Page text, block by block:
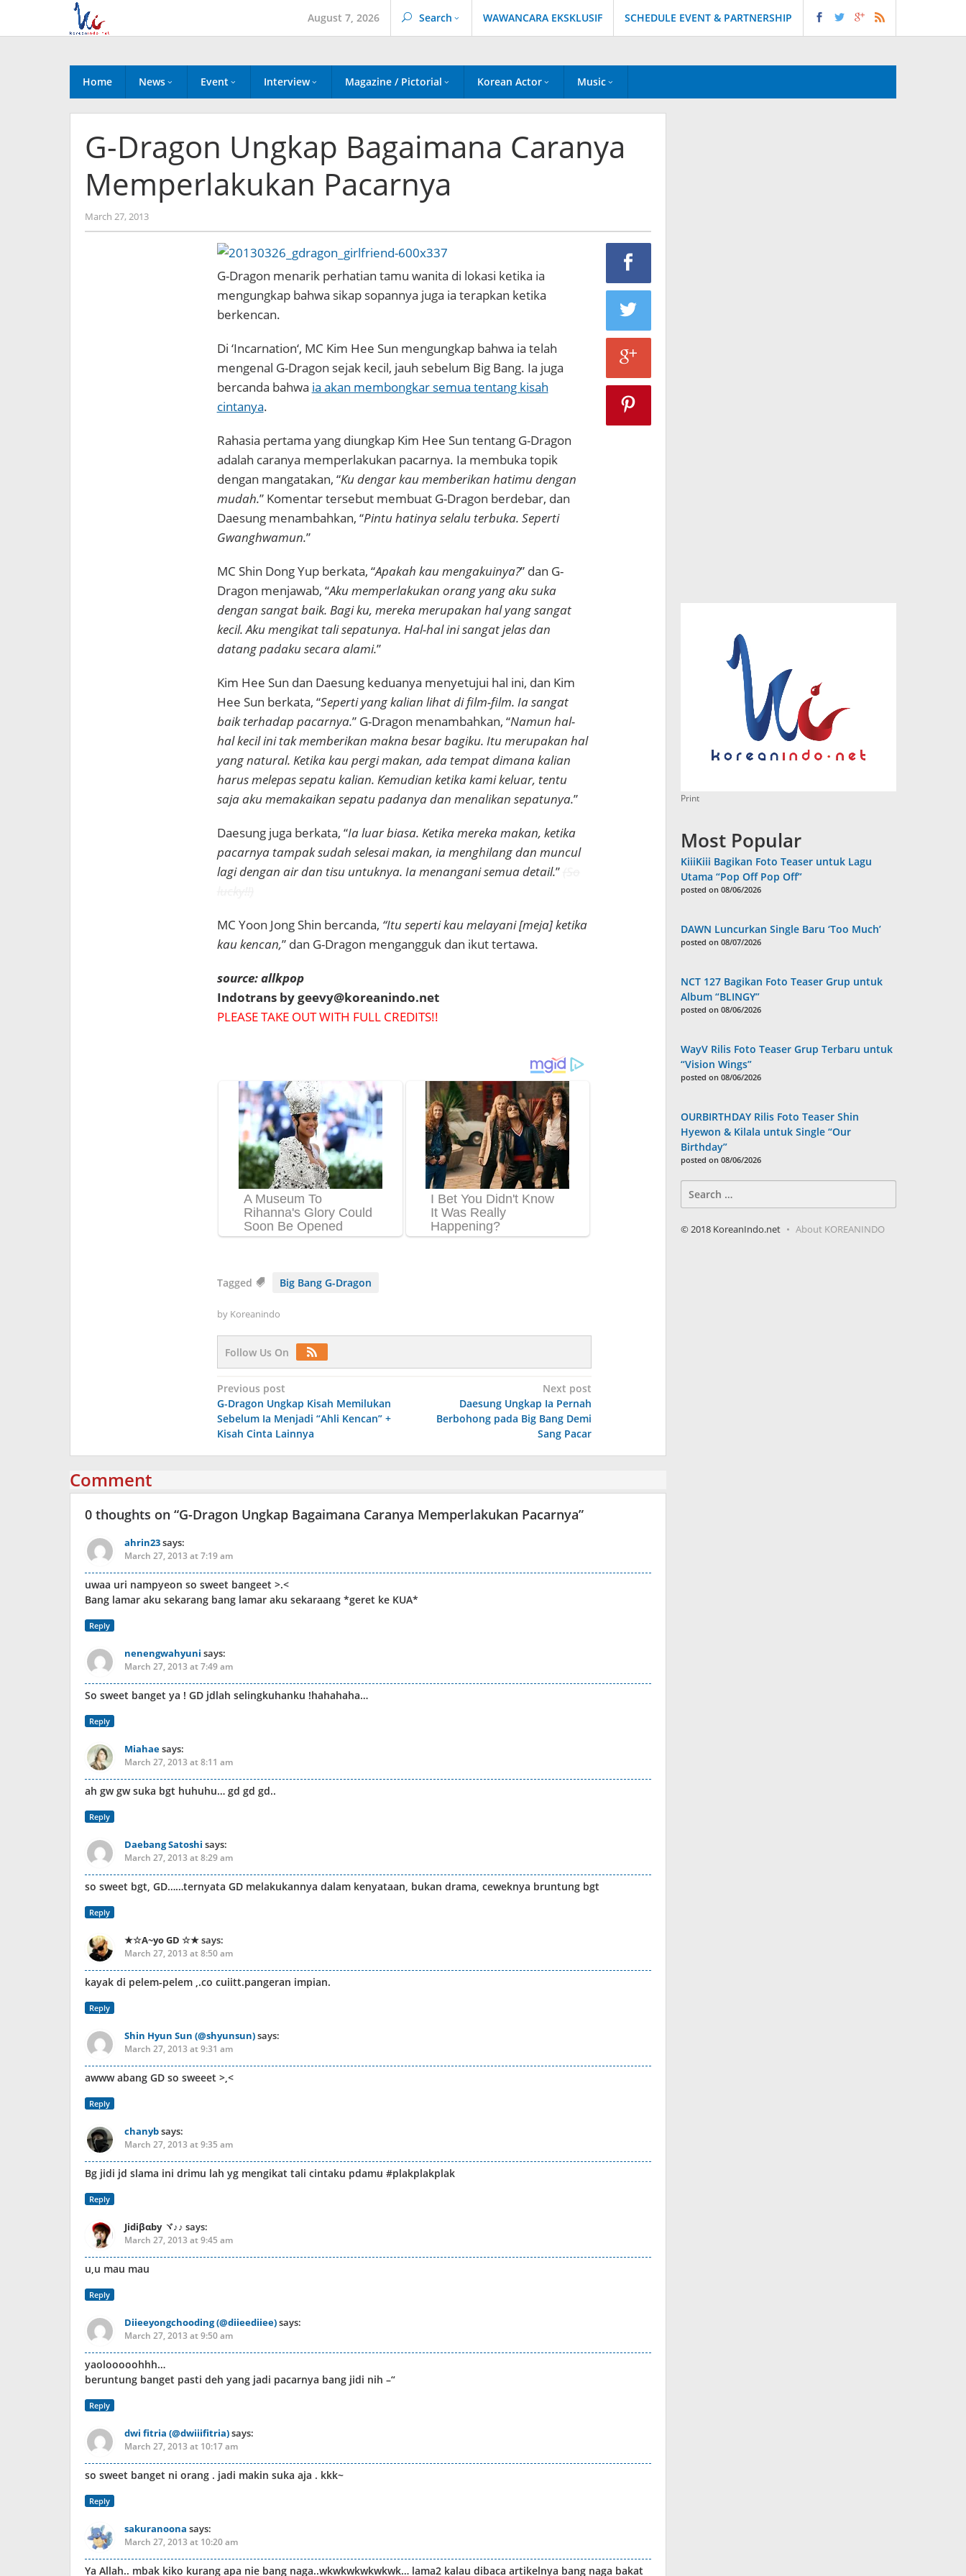
content
August 7, 2026 Search WAWANCARA EKSKLUSIF SCHEDULE EVENT & PARTNERSHIP
Home News Event Interview Magazine / Pictorial Korean Actor Music
G-Dragon Ungkap Bagaimana Caranya
Memperlakukan Pacarnya
March 27, 2013by
Koreanindo
G-Dragon menarik perhatian tamu wanita di lokasi ketika ia
mengungkap bahwa sikap sopannya juga ia terapkan ketika
berkencan.
Di ‘Incarnation‘, MC Kim Hee Sun mengungkap bahwa ia telah
mengenal G-Dragon sejak kecil, jauh sebelum Big Bang. Ia juga
bercanda bahwa ia akan membongkar semua tentang kisah
cintanya.
Rahasia pertama yang diungkap Kim Hee Sun tentang G-Dragon
adalah caranya memperlakukan pacarnya. Ia membuka topik
dengan mangatakan, “Ku dengar kau memberikan hatimu dengan
mudah.” Komentar tersebut membuat G-Dragon berdebar, dan
Daesung menambahkan, “Pintu hatinya selalu terbuka. Seperti
Gwanghwamun.”
MC Shin Dong Yup berkata, “Apakah kau mengakuinya?” dan G-
Dragon menjawab, “Aku memperlakukan orang yang aku suka
dengan sangat baik. Bagi ku, mereka merupakan hal yang sangat
kecil. Aku mengikat tali sepatunya. Hal-hal ini sangat jelas dan
datang padaku secara alami.”
Kim Hee Sun dan Daesung keduanya menyetujui hal ini, dan Kim
Hee Sun berkata, “Seperti yang kalian lihat di film-film. Ia sangat
baik terhadap pacarnya.” G-Dragon menambahkan, “Namun hal-
hal kecil ini tak memberikan makna besar bagiku. Itu merupakan hal
yang natural. Ketika kau pergi makan, ada tempat dimana kalian
harus melepas sepatu kalian. Kemudian ketika kami keluar, tentu
saja aku memakaikan sepatu padanya dan menalikan sepatunya.”
Daesung juga berkata, “Ia luar biasa. Ketika mereka makan, ketika
pacarnya tampak sudah selesai makan, ia menghilang dan muncul
lagi dengan air dan tisu untuknya. Ia menangani semua detail.”
MC Yoon Jong Shin bercanda, “Itu seperti kau melayani [meja] ketika
kau kencan,” dan G-Dragon mengangguk dan ikut tertawa.
source: allkpop
Indotrans by geevy@koreanindo.net
PLEASE TAKE OUT WITH FULL CREDITS!!
Tagged Big Bang G-Dragon
by Koreanindo
Follow Us On
Post
navigation
Previous post
G-Dragon Ungkap Kisah Memilukan
Sebelum Ia Menjadi “Ahli Kencan” +
Kisah Cinta Lainnya
Next post
Daesung Ungkap Ia Pernah
Berbohong pada Big Bang Demi
Sang Pacar
Comment
0 thoughts on “G-Dragon Ungkap Bagaimana Caranya Memperlakukan Pacarnya”
ahrin23says:
March 27, 2013 at 7:19 am
uwaa uri nampyeon so sweet bangeet >.<
Bang lamar aku sekarang bang lamar aku sekaraang *geret ke KUA*
Reply
nenengwahyuni says:
March 27, 2013 at 7:49 am
So sweet banget ya ! GD jdlah selingkuhanku !hahahaha…
Reply
Miahaesays:
March 27, 2013 at 8:11 am
ah gw gw suka bgt huhuhu… gd gd gd..
Reply
Daebang Satoshi says:
March 27, 2013 at 8:29 am
so sweet bgt, GD……ternyata GD melakukannya dalam kenyataan, bukan drama, ceweknya bruntung bgt
Reply
★☆A~yo GD ☆★says:
March 27, 2013 at 8:50 am
kayak di pelem-pelem ,.co cuiitt.pangeran impian.
Reply
Shin Hyun Sun (@shyunsun)says:
March 27, 2013 at 9:31 am
awww abang GD so sweeet >,<
Reply
chanybsays:
March 27, 2013 at 9:35 am
Bg jidi jd slama ini drimu lah yg mengikat tali cintaku pdamu #plakplakplak
Reply
Jidiβαby ヾ♪♪ says:
March 27, 2013 at 9:45 am
u,u mau mau
Reply
Diieeyongchooding (@diieediiee)says:
March 27, 2013 at 9:50 am
yaolooooohhh…
beruntung banget pasti deh yang jadi pacarnya bang jidi nih –“
Reply
dwi fitria (@dwiiifitria)says:
March 27, 2013 at 10:17 am
so sweet banget ni orang . jadi makin suka aja . kkk~
Reply
sakuranoona says:
March 27, 2013 at 10:20 am
Ya Allah.. mbak kiko kurang apa nie bang naga..wkwkwkwkwkwk… lama2 kalau dibaca artikelnya bang naga bakat
Print
Most Popular
KiiiKiii Bagikan Foto Teaser untuk Lagu
Utama “Pop Off Pop Off”
posted on 08/06/2026
DAWN Luncurkan Single Baru ‘Too Much’
posted on 08/07/2026
NCT 127 Bagikan Foto Teaser Grup untuk
Album “BLINGY”
posted on 08/06/2026
WayV Rilis Foto Teaser Grup Terbaru untuk
“Vision Wings”
posted on 08/06/2026
OURBIRTHDAY Rilis Foto Teaser Shin
Hyewon & Kilala untuk Single “Our
Birthday”
posted on 08/06/2026
for:
© 2018 KoreanIndo.net About KOREANINDO